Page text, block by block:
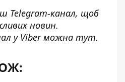
Telegram-канал, щоб
новин.
у Viber можна тут.